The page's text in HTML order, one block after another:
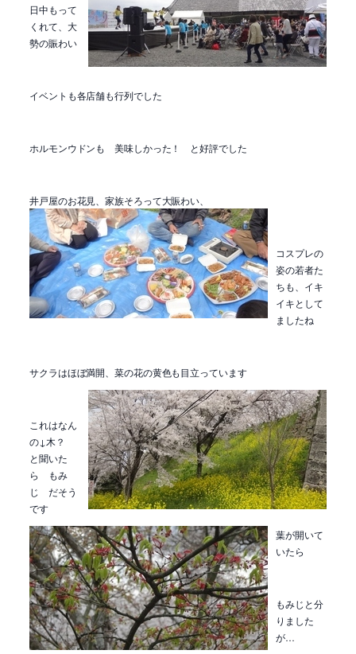
日中もって
くれて、大
勢の賑わい
イベントも各店舗も行列でした
ホルモンウドンも 美味しかった！ と好評でした
井戸屋のお花見、家族そろって大賑わい、
コスプレの
姿の若者た
ちも、イキ
イキとして
ましたね
サクラはほぼ満開、菜の花の黄色も目立っています
これはなん
の↓木？
と聞いた
ら もみ
じ だそう
です
葉が開いて
いたら
もみじと分
りました
が…